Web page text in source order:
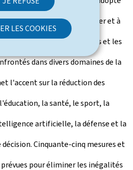
LES COOKIES
vise à identifier et à
auxquels les femmes et les
dans divers domaines de la
l'accent sur la réduction des
la santé, le sport, la
artificielle, la défense et la
Cinquante-cinq mesures et
pour éliminer les inégalités